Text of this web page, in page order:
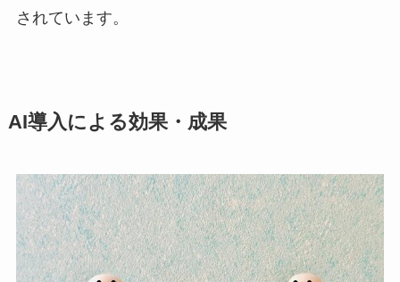
されています。
AI導入による効果・成果